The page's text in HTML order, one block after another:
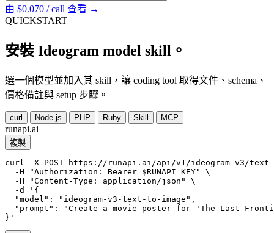
由 $0.070 / call 查看 →
QUICKSTART
安裝 Ideogram model skill。
選一個模型並加入其 skill，讓 coding tool 取得文件、schema、
價格備註與 setup 步驟。
curl Node.js PHP Ruby Skill MCP
runapi.ai
複製
curl -X POST https://runapi.ai/api/v1/ideogram_v3/
  -H "Authorization: Bearer $RUNAPI_KEY" \
  -H "Content-Type: application/json" \
  -d '{
  "model": "ideogram-v3-text-to-image",
"prompt": "Create a movie poster for 'The Last
}'